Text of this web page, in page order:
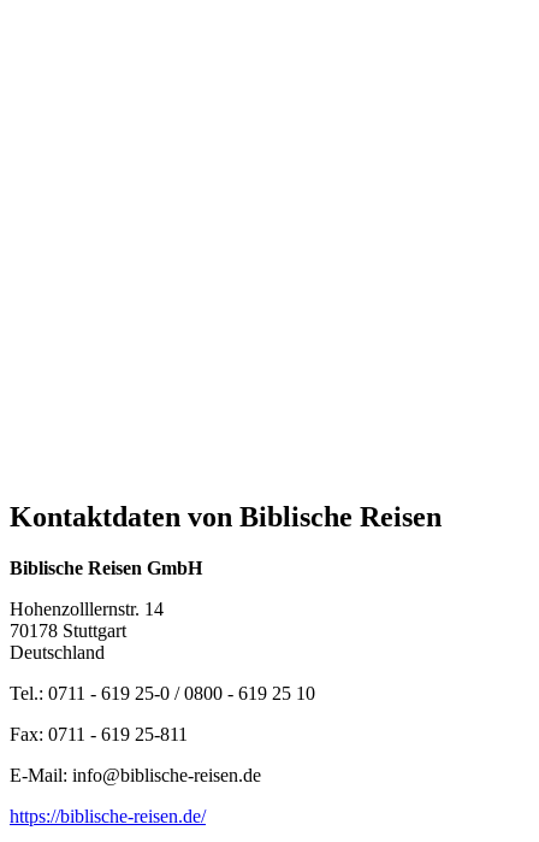
Kontaktdaten von Biblische Reisen
Biblische Reisen GmbH
Hohenzolllernstr. 14
70178 Stuttgart
Deutschland
Tel.: 0711 - 619 25-0 / 0800 - 619 25 10
Fax: 0711 - 619 25-811
E-Mail: info@biblische-reisen.de
https://biblische-reisen.de/